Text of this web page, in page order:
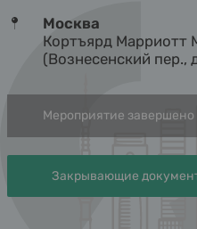
Москва
Кортъярд Марриотт
(Вознесенский пер.,
Мероприятие завершено
Закрывающие